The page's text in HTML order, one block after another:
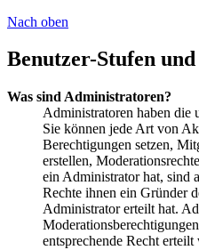
Nach oben
Benutzer-Stufen
Was sind Administratoren?
Administratoren haben die
Sie können jede Art von
Berechtigungen setzen,
erstellen,
ein Administrator hat, sind
Rechte ihnen ein Gründer
Administrator erteilt hat.
entsprechende Recht erteilt